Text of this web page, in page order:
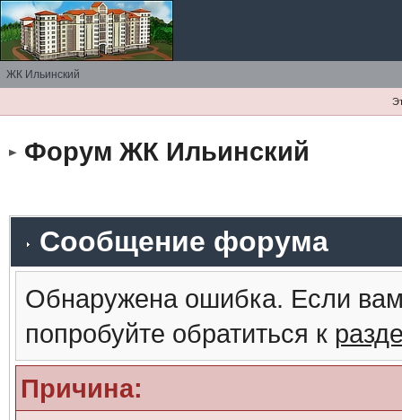
ЖК Ильинский
Форум ЖК Ильинский
Сообщение форума
Обнаружена ошибка. Если
попробуйте обратиться к
Причина: